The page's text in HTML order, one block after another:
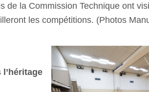
de la Commission Technique ont
les compétitions. (Photos